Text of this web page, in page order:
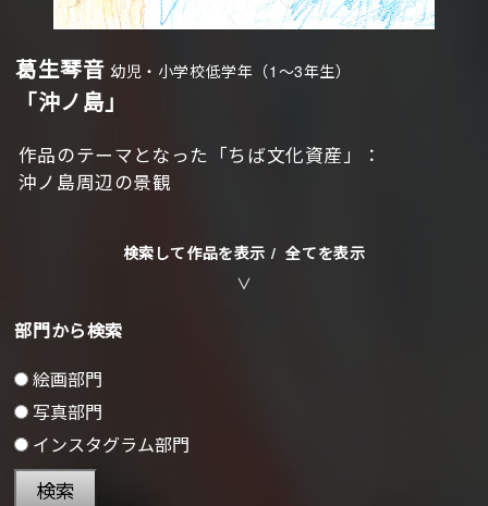
葛生琴音 幼児・小学校低学年（1〜3年生）
「沖ノ島」
作品のテーマとなった「ちば文化資産」：
沖ノ島周辺の景観
検索して作品を表示 / 全てを表示
部門から検索
絵画部門
写真部門
インスタグラム部門
検索